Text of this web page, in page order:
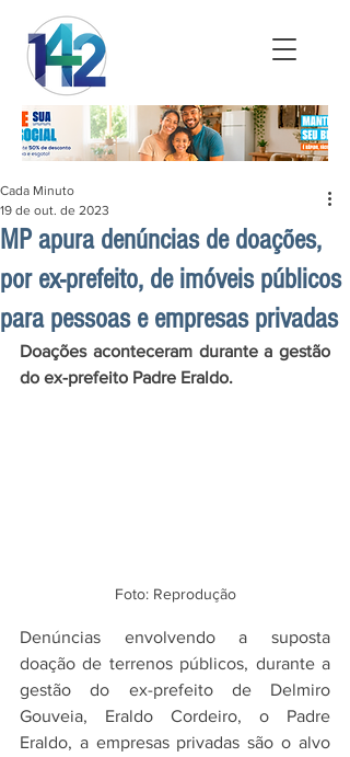
MP apura denúncias de doações,
por ex-prefeito, de imóveis públicos
para pessoas e empresas privadas
Cada Minuto
19 de out. de 2023
Doações aconteceram durante a gestão
do ex-prefeito Padre Eraldo.
Foto: Reprodução
Denúncias envolvendo a suposta
doação de terrenos públicos, durante a
gestão do ex-prefeito de Delmiro
Gouveia, Eraldo Cordeiro, o Padre
Eraldo, a empresas privadas são o alvo